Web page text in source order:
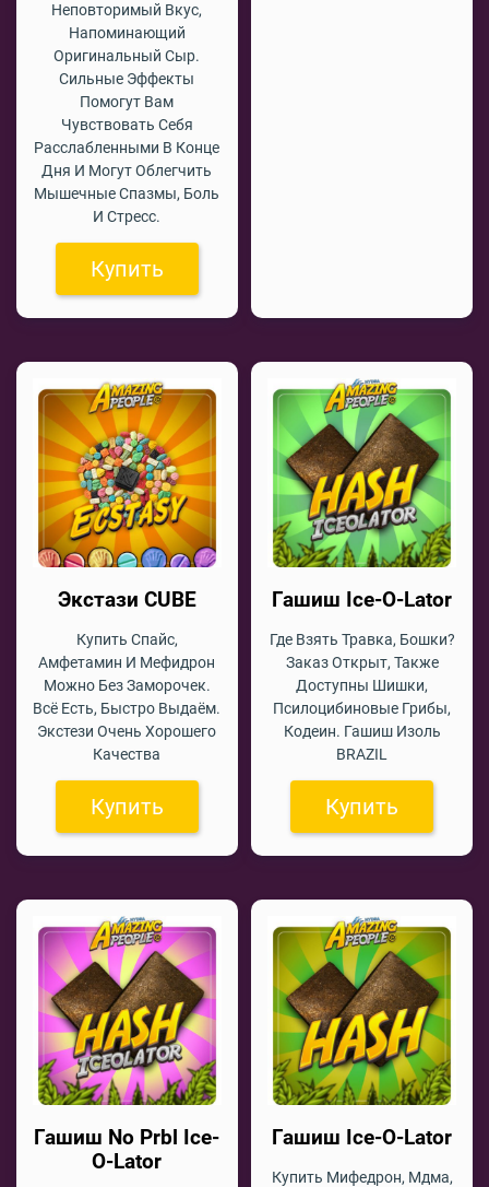
Неповторимый Вкус,
Напоминающий
Оригинальный Сыр.
Сильные Эффекты
Помогут Вам
Чувствовать Себя
Расслабленными В Конце
Дня И Могут Облегчить
Мышечные Спазмы, Боль
И Стресс.
Купить
Экстази CUBE
Купить Спайс,
Амфетамин И Мефидрон
Можно Без Заморочек.
Всё Есть, Быстро Выдаём.
Экстези Очень Хорошего
Качества
Купить
Гашиш Ice-O-Lator
Где Взять Травка, Бошки?
Заказ Открыт, Также
Доступны Шишки,
Псилоцибиновые Грибы,
Кодеин. Гашиш Изоль
BRAZIL
Купить
Гашиш No Prbl Ice-
O-Lator
Гашиш Ice-O-Lator
Купить Мифедрон, Мдма,